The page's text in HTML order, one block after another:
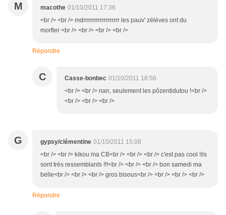
M macothe 01/10/2011 17:36
<br /> <br /> mdrrrrrrrrrrrrrrrrrr les pauv' zélèves ont du
morfler <br /> <br /> <br /> <br />
Répondre
C Casse-bonbec 01/10/2011 18:56
<br /> <br /> nan, seulement les pôzentidutou !<br />
<br /> <br /> <br />
G gypsy/clémentine 01/10/2011 15:08
<br /> <br /> kikou ma CB<br /> <br /> <br /> c'est pas cool !ils
sont très ressemblants !!!<br /> <br /> <br /> bon samedi ma
belle<br /> <br /> <br /> gros bisous<br /> <br /> <br /> <br />
Répondre